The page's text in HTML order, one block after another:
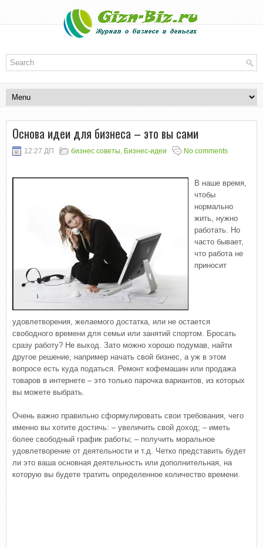
Основа идеи для бизнеса – это вы сами
12:27 ДП бизнес советы, Бизнес-идеи No comments
В наше время,
чтобы
нормально
жить, нужно
работать. Но
часто бывает,
что работа не
приносит
удовлетворения, желаемого достатка, или не остается
свободного времени для семьи или занятий спортом. Бросать
сразу работу? Не выход. Зато можно хорошо подумав, найти
другое решение, например начать свой бизнес, а уж в этом
вопросе есть куда податься. Ремонт кофемашин или продажа
товаров в интернете – это только парочка вариантов, из которых
вы можете выбрать.
Очень важно правильно сформулировать свои требования, чего
именно вы хотите достичь: – увеличить свой доход; – иметь
более свободный график работы; – получить моральное
удовлетворение от деятельности и т.д. Четко представить будет
ли это ваша основная деятельность или дополнительная, на
которую вы будете тратить определенное количество времени.